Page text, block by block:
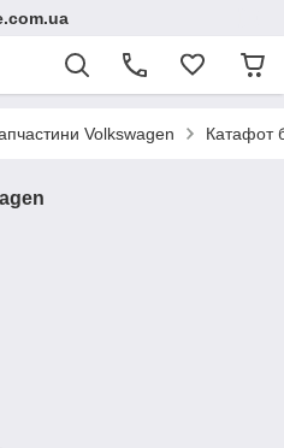
Volkswagen Катафот